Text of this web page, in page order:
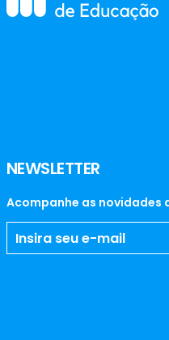
NEWSLETTER
Acompanhe as novidades